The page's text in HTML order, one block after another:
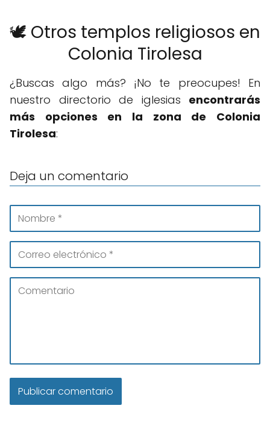
🕊️ Otros templos religiosos en
Colonia Tirolesa
¿Buscas algo más? ¡No te preocupes! En
nuestro directorio de iglesias encontrarás
más opciones en la zona de Colonia
Tirolesa:
Deja un comentario